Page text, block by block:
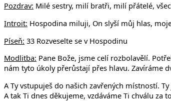
Pozdrav: Milé sestry, milí bratři, milí přátelé,
Introit: Hospodina miluji, On slyší můj hlas,
Píseň: 33 Rozveselte se v Hospodinu
Modlitba: Pane Bože, jsme celí rozbolavělí.
nám tyto úkoly přerůstají přes hlavu. Zavíráme
A Ty vstupuješ do našich zavřených místností.
A tak Ti dnes děkujeme, vzdáváme Ti chválu za